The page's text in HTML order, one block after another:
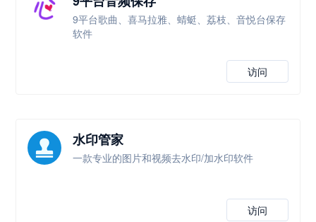
9平台歌曲、喜马拉雅、蜻蜓、荔枝、音悦台保存
软件
访问
水印管家
一款专业的图片和视频去水印/加水印软件
访问